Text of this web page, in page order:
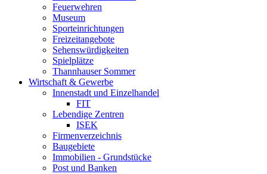
Feuerwehren
Museum
Sporteinrichtungen
Freizeitangebote
Sehenswürdigkeiten
Spielplätze
Thannhauser Sommer
Wirtschaft & Gewerbe
Innenstadt und Einzelhandel
FIT
Lebendige Zentren
ISEK
Firmenverzeichnis
Baugebiete
Immobilien - Grundstücke
Post und Banken